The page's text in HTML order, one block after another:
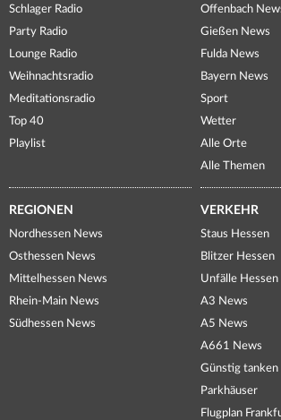
Schlager Radio
Party Radio
Lounge Radio
Weihnachtsradio
Meditationsradio
Top 40
Playlist
Offenbach
Gießen News
Fulda News
Bayern News
Sport
Wetter
Alle Orte
Alle Themen
REGIONEN
Nordhessen News
Osthessen News
Mittelhessen News
Rhein-Main News
Südhessen News
VERKEHR
Staus Hessen
Blitzer Hessen
Unfälle Hessen
A3 News
A5 News
A661 News
Günstig tanken
Parkhäuser
Flugplan